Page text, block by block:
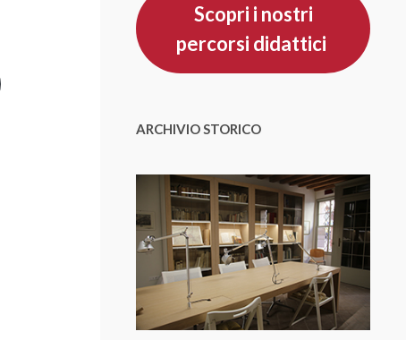
Scopri i nostri
percorsi didattici
ARCHIVIO STORICO